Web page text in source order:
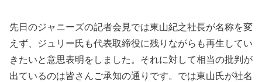
先日のジャニーズの記者会見では東山紀之社長が名称を変
えず、ジュリー氏も代表取締役に残りながらも再生してい
きたいと意思表明をしました。それに対して相当の批判が
出ているのは皆さんご承知の通りです。では東山氏が社名